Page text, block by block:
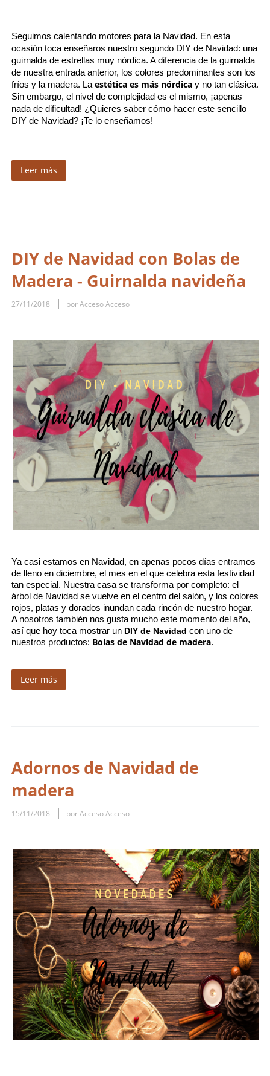
Seguimos calentando motores para la Navidad. En esta
ocasión toca enseñaros nuestro segundo DIY de Navidad: una
guirnalda de estrellas muy nórdica. A diferencia de la guirnalda
de nuestra entrada anterior, los colores predominantes son los
fríos y la madera. La estética es más nórdica y no tan clásica.
Sin embargo, el nivel de complejidad es el mismo, ¡apenas
nada de dificultad! ¿Quieres saber cómo hacer este sencillo
DIY de Navidad? ¡Te lo enseñamos!
Leer más
DIY de Navidad con Bolas de
Madera - Guirnalda navideña
27/11/2018 por Acceso Acceso
Ya casi estamos en Navidad, en apenas pocos días entramos
de lleno en diciembre, el mes en el que celebra esta festividad
tan especial. Nuestra casa se transforma por completo: el
árbol de Navidad se vuelve en el centro del salón, y los colores
rojos, platas y dorados inundan cada rincón de nuestro hogar.
A nosotros también nos gusta mucho este momento del año,
así que hoy toca mostrar un DIY de Navidad con uno de
nuestros productos: Bolas de Navidad de madera.
Leer más
Adornos de Navidad de
madera
15/11/2018 por Acceso Acceso